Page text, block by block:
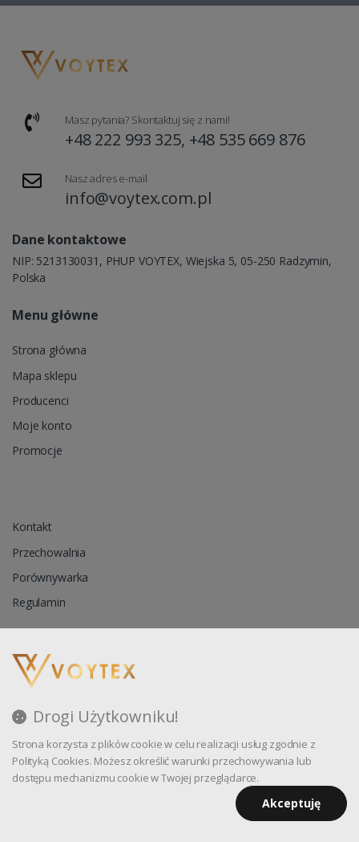
Drogi Użytkowniku!
Strona korzysta z plików cookie w celu realizacji usług zgodnie z
Polityką Cookies. Możesz określić warunki przechowywania lub
dostępu mechanizmu cookie w Twojej przeglądarce.
Akceptuję
Masz pytania? Skontaktuj się z nami!
+48 222 993 325, +48 535 669 876
Nasz adres e-mail
info@voytex.com.pl
Dane kontaktowe
NIP: 5213130031, PHUP VOYTEX, Wiejska 5, 05-250 Radzymin,
Polska
Menu główne
Strona główna
Mapa sklepu
Producenci
Moje konto
Promocje
Kontakt
Przechowalnia
Porównywarka
Regulamin
Reklamacja
Blog
Polityka prywatności
Oprogramowanie sklepu internetowego dostarczaCStore.pl